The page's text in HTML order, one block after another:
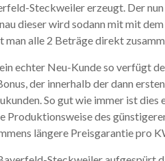
Steckweiler erzeugt. Der
dieser wird sodann mit mit
alle 2 Beträge direkt
echter Neu-Kunde so verfügt
der innerhalb der dann
So gut wie immer ist
des
längere Preisgarantie pro